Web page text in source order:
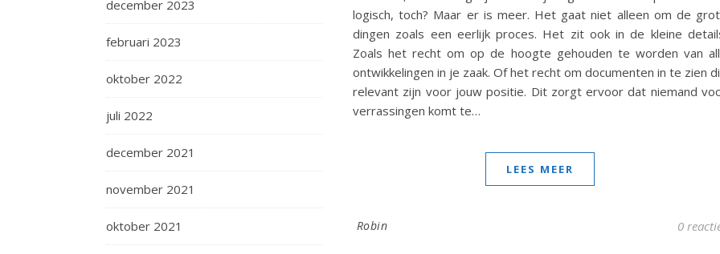
december 2023
februari 2023
oktober 2022
juli 2022
december 2021
november 2021
oktober 2021
logisch, toch? Maar er is meer. Het gaat niet alleen om de
dingen zoals een eerlijk proces. Het zit ook in de kleine
Zoals het recht om op de hoogte gehouden te worden van
ontwikkelingen in je zaak. Of het recht om documenten in te zien
relevant zijn voor jouw positie. Dit zorgt ervoor dat niemand
verrassingen komt te…
LEES MEER
Robin 0